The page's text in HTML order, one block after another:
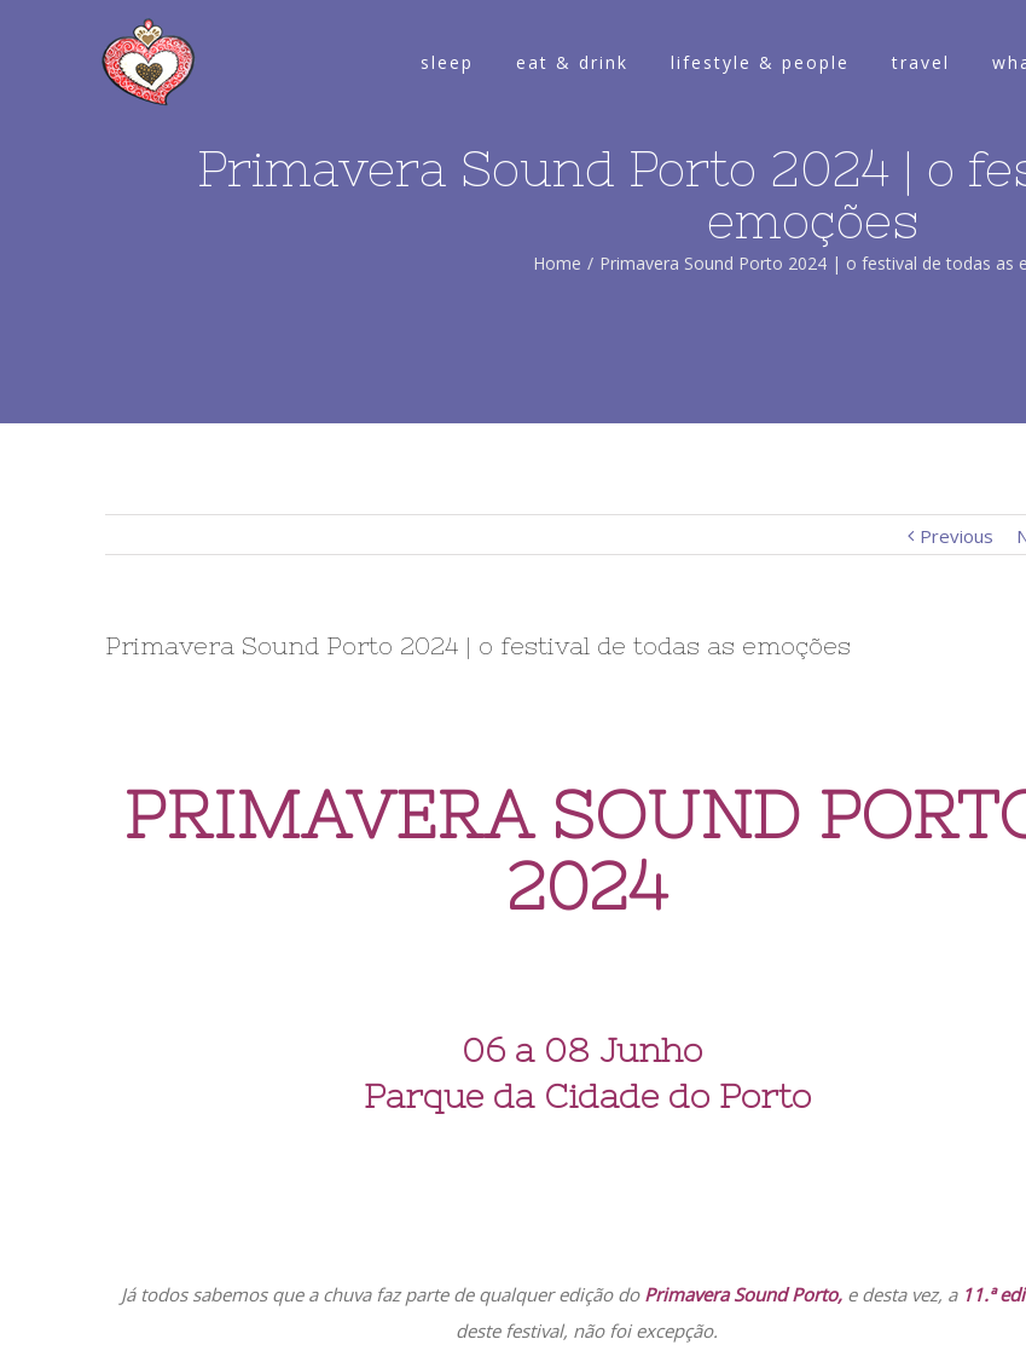
sleep eat & drink lifestyle & people travel
Primavera Sound Porto 2024 | o
emoções
Home / Primavera Sound Porto 2024 | o festival de todas as
Previous
Primavera Sound Porto 2024 | o festival de todas as emoções
PRIMAVERA SOUND
2024
06 a 08 Junho
Parque da Cidade do Porto
Já todos sabemos que a chuva faz parte de qualquer edição do Primavera Sound Porto,e desta vez, a 11.ª
deste festival, não foi excepção.